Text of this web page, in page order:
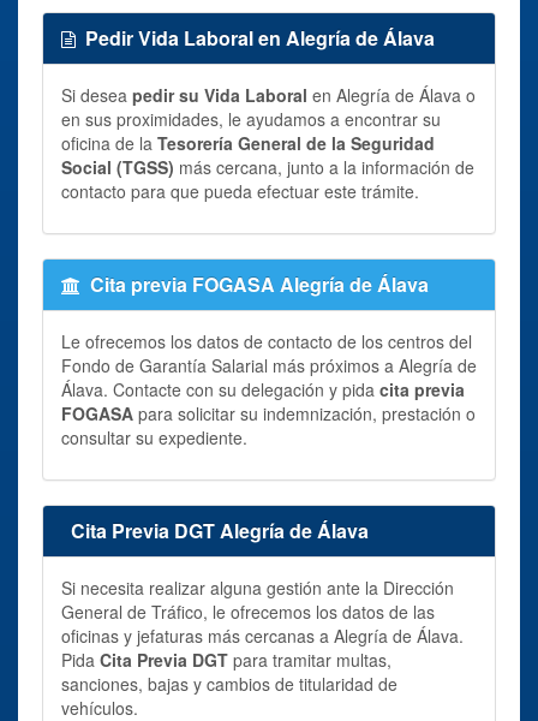
Pedir Vida Laboral en Alegría de Álava
Si desea pedir su Vida Laboral en Alegría de Álava o
en sus proximidades, le ayudamos a encontrar su
oficina de la Tesorería General de la Seguridad
Social (TGSS) más cercana, junto a la información de
contacto para que pueda efectuar este trámite.
Cita previa FOGASA Alegría de Álava
Le ofrecemos los datos de contacto de los centros del
Fondo de Garantía Salarial más próximos a Alegría de
Álava. Contacte con su delegación y pida cita previa
FOGASA para solicitar su indemnización, prestación o
consultar su expediente.
Cita Previa DGT Alegría de Álava
Si necesita realizar alguna gestión ante la Dirección
General de Tráfico, le ofrecemos los datos de las
oficinas y jefaturas más cercanas a Alegría de Álava.
Pida Cita Previa DGT para tramitar multas,
sanciones, bajas y cambios de titularidad de
vehículos.